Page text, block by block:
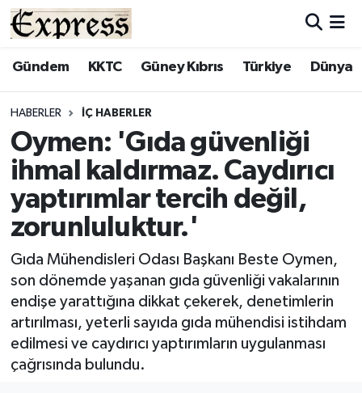
Gündem KKTC Güney Kıbrıs Türkiye Dünya
HABERLER İÇ HABERLER
Oymen: 'Gıda güvenliği
ihmal kaldırmaz. Caydırıcı
yaptırımlar tercih değil,
zorunluluktur.'
Gıda Mühendisleri Odası Başkanı Beste Oymen,
son dönemde yaşanan gıda güvenliği vakalarının
endişe yarattığına dikkat çekerek, denetimlerin
artırılması, yeterli sayıda gıda mühendisi istihdam
edilmesi ve caydırıcı yaptırımların uygulanması
çağrısında bulundu.
ALAYKÖY
BİLİM
DÜNYA
EĞİTİM
EKONOMİ
ENGLISH
Hava Durumu
Süper Lig Puan Durumu ve Fikstür
Tüm Manşetler
Son Dakika Haberleri
Haber Arşivi